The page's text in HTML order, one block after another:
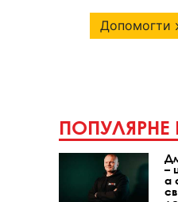
Допомогти
ПОПУЛЯРНЕ
–
а